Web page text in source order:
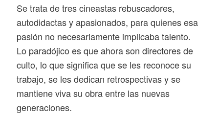
Se trata de tres cineastas rebuscadores,
autodidactas y apasionados, para quienes esa
pasión no necesariamente implicaba talento.
Lo paradójico es que ahora son directores de
culto, lo que significa que se les reconoce su
trabajo, se les dedican retrospectivas y se
mantiene viva su obra entre las nuevas
generaciones.